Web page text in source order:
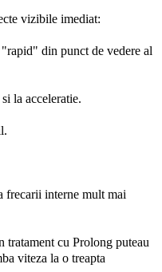
vizibile imediat:
din punct de vedere al
la acceleratie.
frecarii interne mult mai
cu Prolong puteau
viteza la o treapta